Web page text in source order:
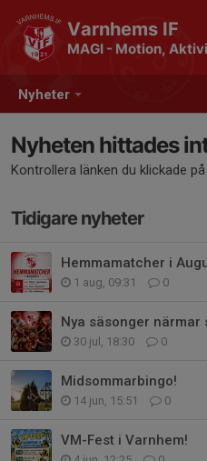
Nyheter
Varnhems IF
Nyheten hittades
Kontrollera länken du klickade
Tidigare nyheter
Hemmamatcher i
1 aug, 09:31 0
Nya säsonger närmar
30 jul, 18:30 0
Midsommarbingo!
14 jun, 15:51 0
VM-Fest i Varnhem!